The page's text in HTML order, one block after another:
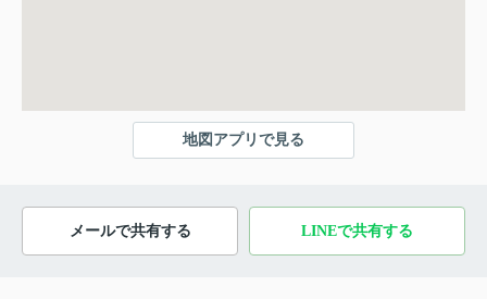
地図アプリで見る
メールで共有する LINEで共有する